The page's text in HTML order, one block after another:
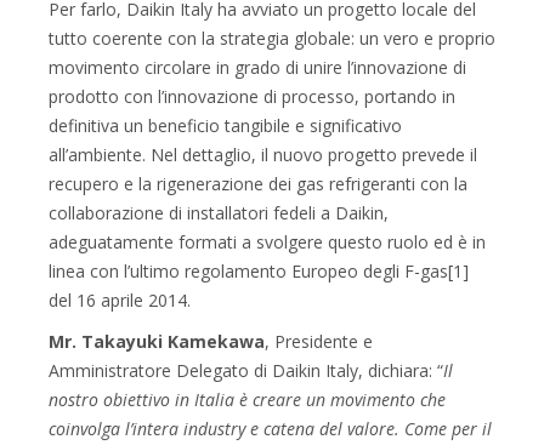
Per farlo, Daikin Italy ha avviato un progetto locale del
tutto coerente con la strategia globale: un vero e proprio
movimento circolare in grado di unire l’innovazione di
prodotto con l’innovazione di processo, portando in
definitiva un beneficio tangibile e significativo
all’ambiente. Nel dettaglio, il nuovo progetto prevede il
recupero e la rigenerazione dei gas refrigeranti con la
collaborazione di installatori fedeli a Daikin,
adeguatamente formati a svolgere questo ruolo ed è in
linea con l’ultimo regolamento Europeo degli F-gas[1]
del 16 aprile 2014.
Mr. Takayuki Kamekawa, Presidente e
Amministratore Delegato di Daikin Italy, dichiara: “Il
nostro obiettivo in Italia è creare un movimento che
coinvolga l’intera industry e catena del valore. Come per il